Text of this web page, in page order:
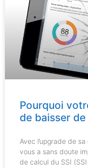
Pourquoi
de baisser
Avec l’upgrade de
vous a sans doute
de calcul du SSI